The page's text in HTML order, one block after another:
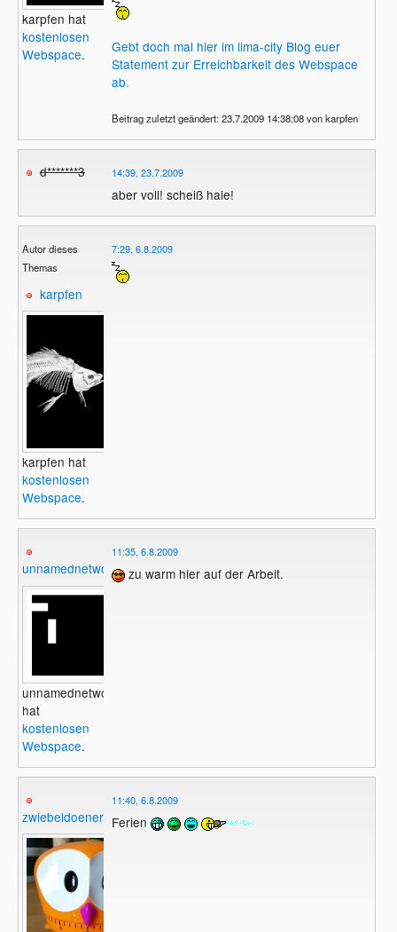
karpfen hat
kostenlosen
Webspace.
Gebt doch mal hier im lima-city Blog euer
Statement zur Erreichbarkeit des Webspace
ab.
Beitrag zuletzt geändert: 23.7.2009 14:38:08 von karpfen
d*******3 14:39, 23.7.2009
aber voll! scheiß haie!
Autor dieses
Themas
karpfen
karpfen hat
kostenlosen
Webspace.
7:29, 6.8.2009
unnamednetwork
unnamednetwork
hat
kostenlosen
Webspace.
11:35, 6.8.2009
zu warm hier auf der Arbeit.
zwiebeldoener
11:40, 6.8.2009
Ferien